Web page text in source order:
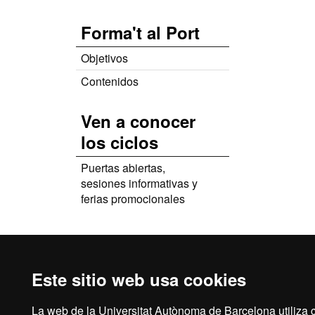
Este sitio web usa cookies
La web de la Universitat Autònoma de Barcelona utiliza
Forma't al Port
Objetivos
Contenidos
Ven a conocer
los ciclos
Puertas abiertas,
sesiones informativas y
ferias promocionales